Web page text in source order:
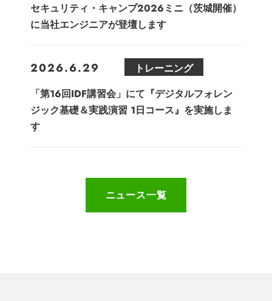
セキュリティ・キャンプ2026ミニ（茨城開催）
に当社エンジニアが登壇します
2026.6.29
トレーニング
「第16回IDF講習会」にて『デジタルフォレン
ジック基礎＆実践演習 1日コース』を実施しま
す
ニュース一覧